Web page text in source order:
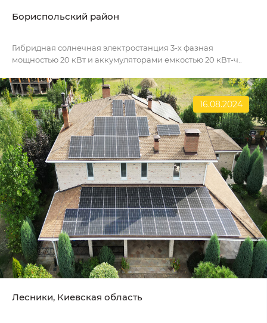
Бориспольский район
Гибридная солнечная электростанция 3-х фазная
мощностью 20 кВт и аккумуляторами емкостью 20 кВт-ч..
16.08.2024
Лесники, Киевская область